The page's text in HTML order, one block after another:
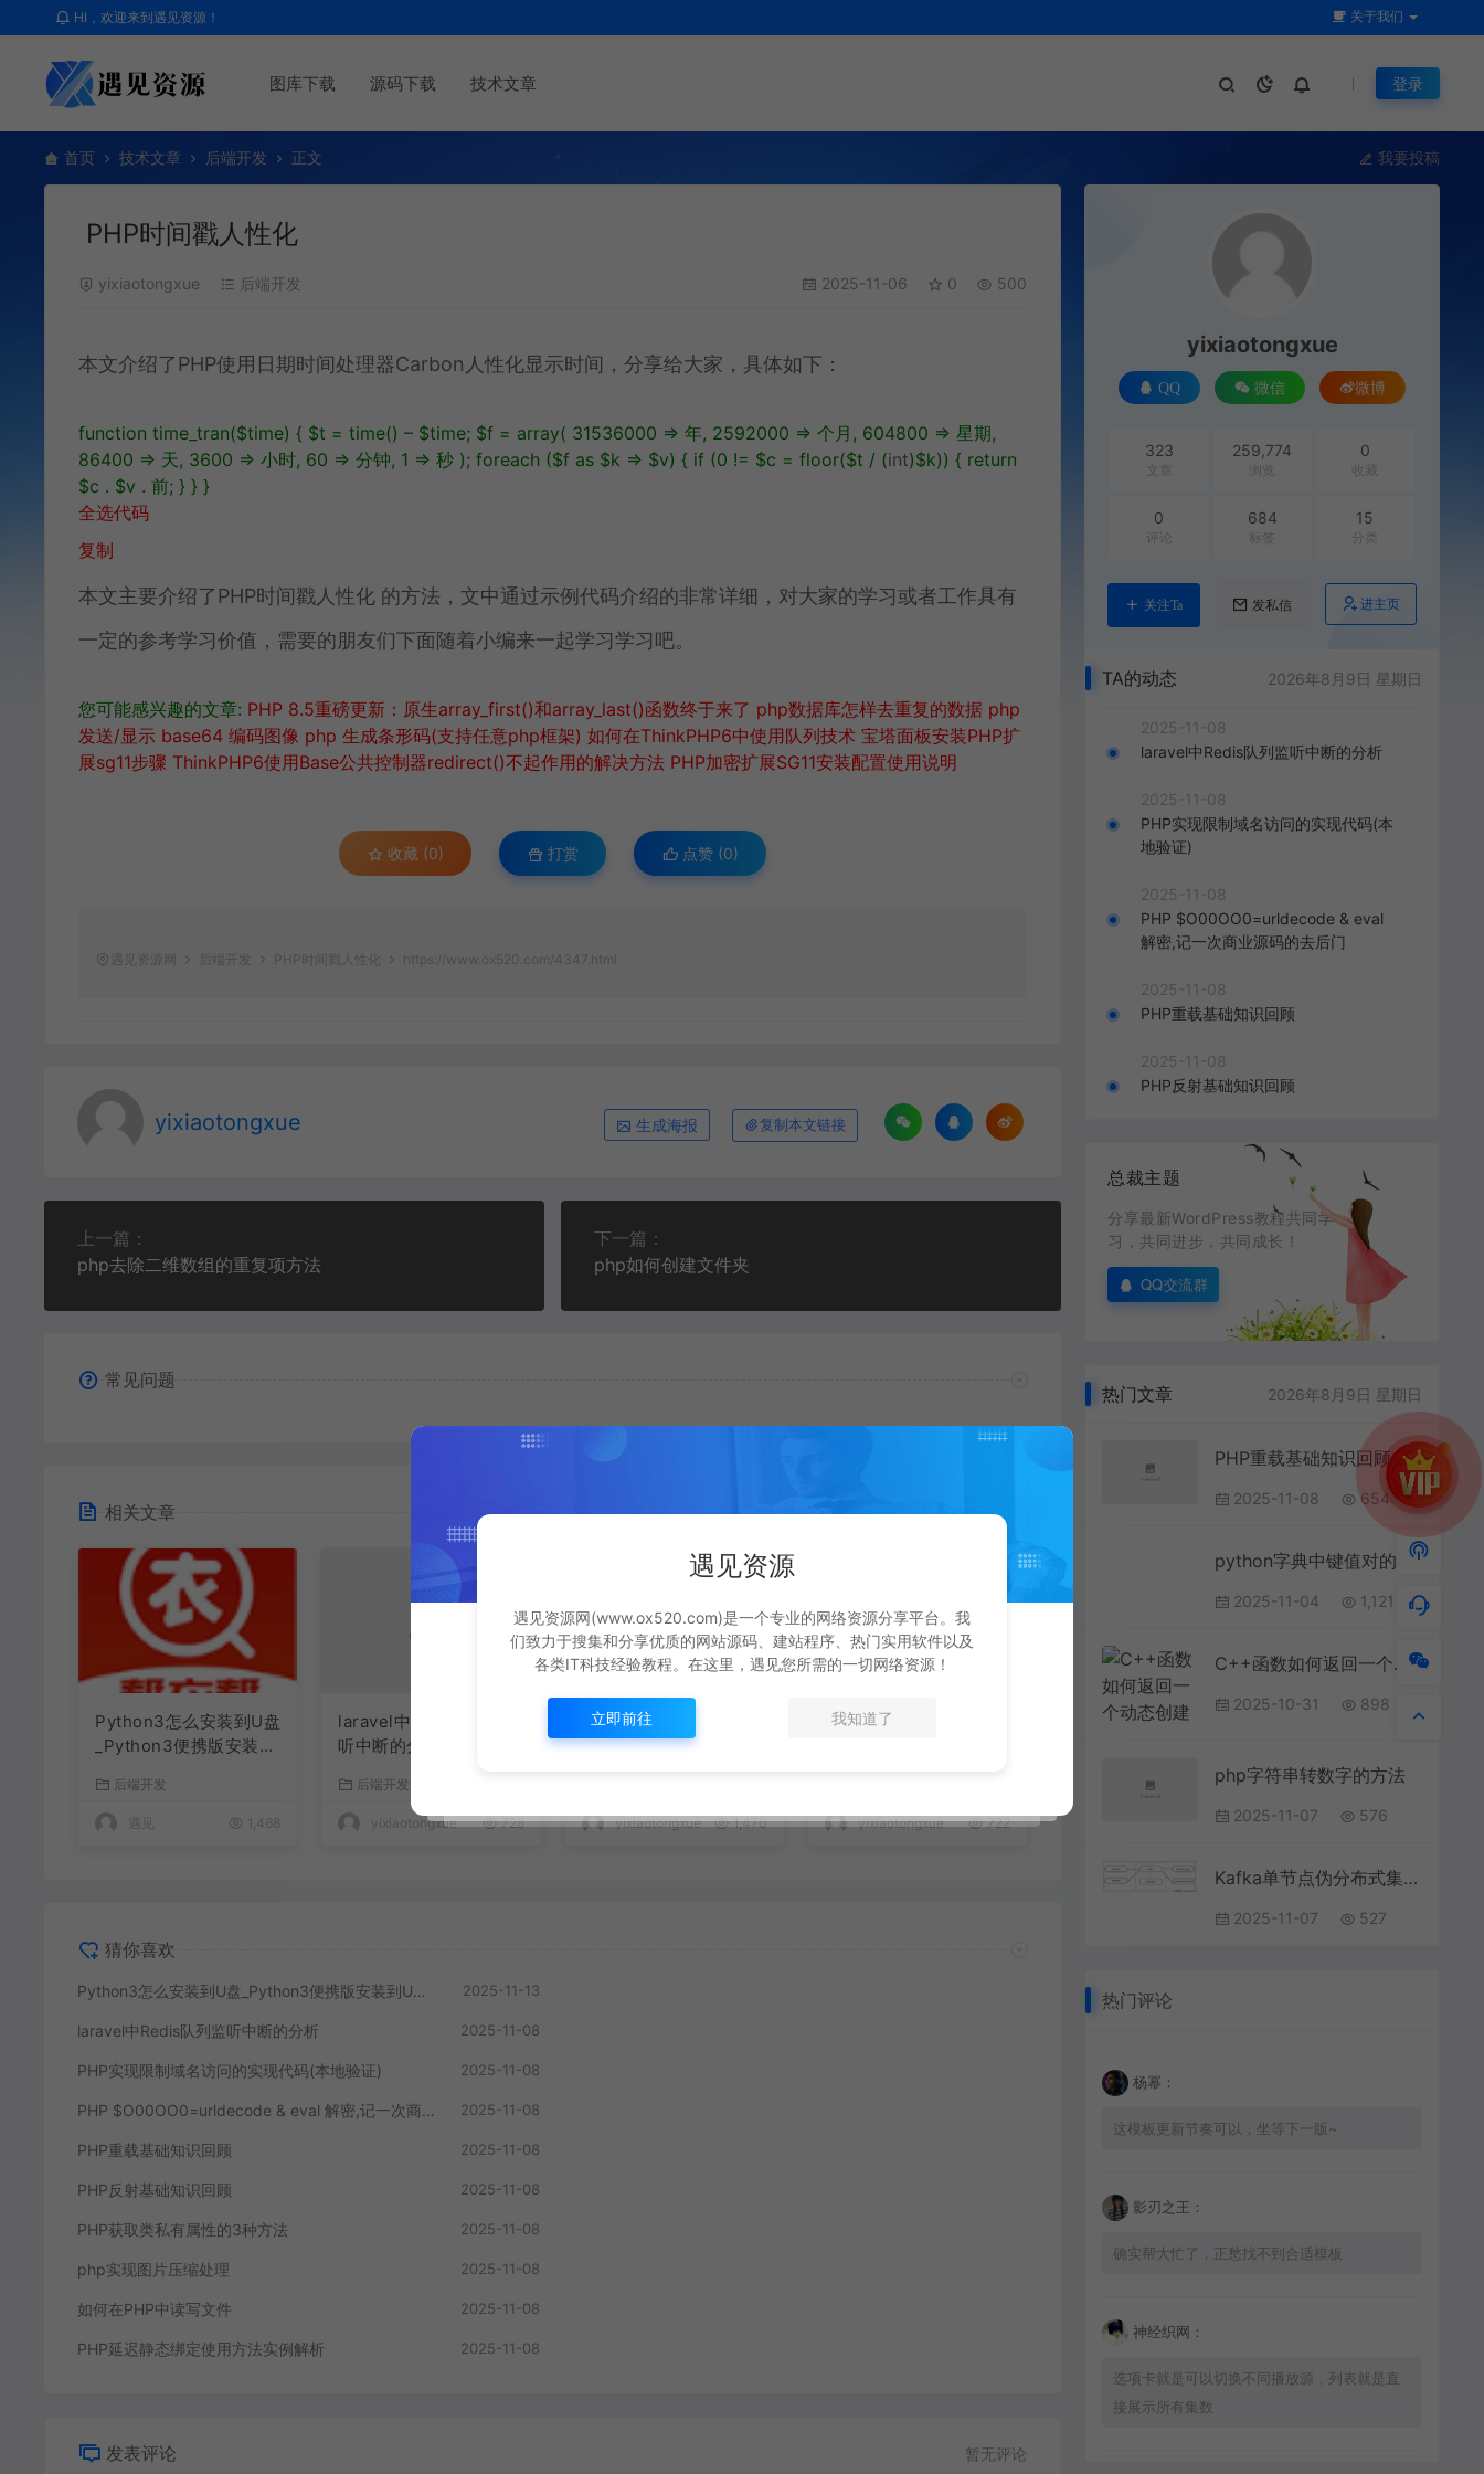
HI，欢迎来到遇见资源！ 关于我们
图库下载 源码下载 技术文章 登录
首页 技术文章 后端开发 正文 我要投稿
PHP时间戳人性化
yixiaotongxue 后端开发 2025-11-06 0 500
本文介绍了PHP使用日期时间处理器Carbon人性化显示时间，分享给大家，具体如下：
function time_tran($time) { $t = time() – $time; $f = array( 31536000 = 年, 2592000 = 个月 , 604800 = 星期,
86400 = 天, 3600 = 小时, 60 = 分钟, 1 = 秒 ); foreach ($f as $k = $v) { if (0 != $c = floor($t / (int)$k)) { return
$c . $v . 前; } } }
全选代码
复制
本文主要介绍了PHP时间戳人性化 的方法，文中通过示例代码介绍的非常详细，对大家的学习或者工作具有
一定的参考学习价值，需要的朋友们下面随着小编来一起学习学习吧。
您可能感兴趣的文章: PHP 8.5重磅更新：原生array_first()和array_last()函数终于来了 php数据库怎样去重复的数据 php
发送/显示 base64 编码图像 php 生成条形码(支持任意php框架) 如何在ThinkPHP6中使用队列技术 宝塔面板安装PHP扩
展sg11步骤 ThinkPHP6使用Base公共控制器redirect()不起作用的解决方法 PHP加密扩展SG11安装配置使用说明
收藏 (0) 打赏 点赞 (0)
遇见资源网 后端开发 PHP时间戳人性化 https://www.ox520.com/4347.html
yixiaotongxue 生成海报 复制本文链接
上一篇：
php去除二维数组的重复项方法
下一篇：
php如何创建文件夹
常见问题
相关文章
Python3怎么安装到U盘
_Python3便携版安装到
后端开发
遇见 1,468
laravel中Redis队列监
听中断的分析
后端开发
yixiaotongxue 728
PHP实现限制域名访问
的实现代码(本地验证)
yixiaotongxue 1,470
PHP $O00OO0=urlde
yixiaotongxue 722
猜你喜欢
Python3怎么安装到U盘_Python3便携版安装到U盘使用方法 2025-11-13
laravel中Redis队列监听中断的分析 2025-11-08
PHP实现限制域名访问的实现代码(本地验证) 2025-11-08
PHP $O00OO0=urldecode & eval 解密,记一次商业源码的去后门 2025-11-08
PHP重载基础知识回顾 2025-11-08
PHP反射基础知识回顾 2025-11-08
PHP获取类私有属性的3种方法 2025-11-08
php实现图片压缩处理 2025-11-08
如何在PHP中读写文件 2025-11-08
PHP延迟静态绑定使用方法实例解析 2025-11-08
发表评论 暂无评论
yixiaotongxue
QQ 微信 微博
323
文章
259,774
浏览
0
收藏
0
评论
684
标签
15
分类
关注Ta 发私信 进主页
TA的动态 2026年8月9日 星期日
2025-11-08
laravel中Redis队列监听中断的分析
2025-11-08
PHP实现限制域名访问的实现代码(本
地验证)
2025-11-08
PHP $O00OO0=urldecode & eval
解密,记一次商业源码的去后门
2025-11-08
PHP重载基础知识回顾
2025-11-08
PHP反射基础知识回顾
总裁主题
分享最新WordPress教程共同学
习，共同进步，共同成长！
QQ交流群
热门文章 2026年8月9日 星期日
PHP重载基础知识回顾
2025-11-08 654
python字典中键值对的操作
2025-11-04 1,121
C++函数如何返回一个动态创建的数组的指针
2025-10-31 898
php字符串转数字的方法
2025-11-07 576
Kafka单节点伪分布式集群搭建实现过程详解
2025-11-07 527
热门评论
杨幂：
这模板更新节奏可以，坐等下一版~
影刃之王：
确实帮大忙了，正愁找不到合适模板
神经织网：
选项卡就是可以切换不同播放源，列表就是直
接展示所有集数
遇见资源
遇见资源网(www.ox520.com)是一个专业的网络资源分享平台。我
们致力于搜集和分享优质的网站源码、建站程序、热门实用软件以及
各类IT科技经验教程。在这里，遇见您所需的一切网络资源！
立即前往 我知道了